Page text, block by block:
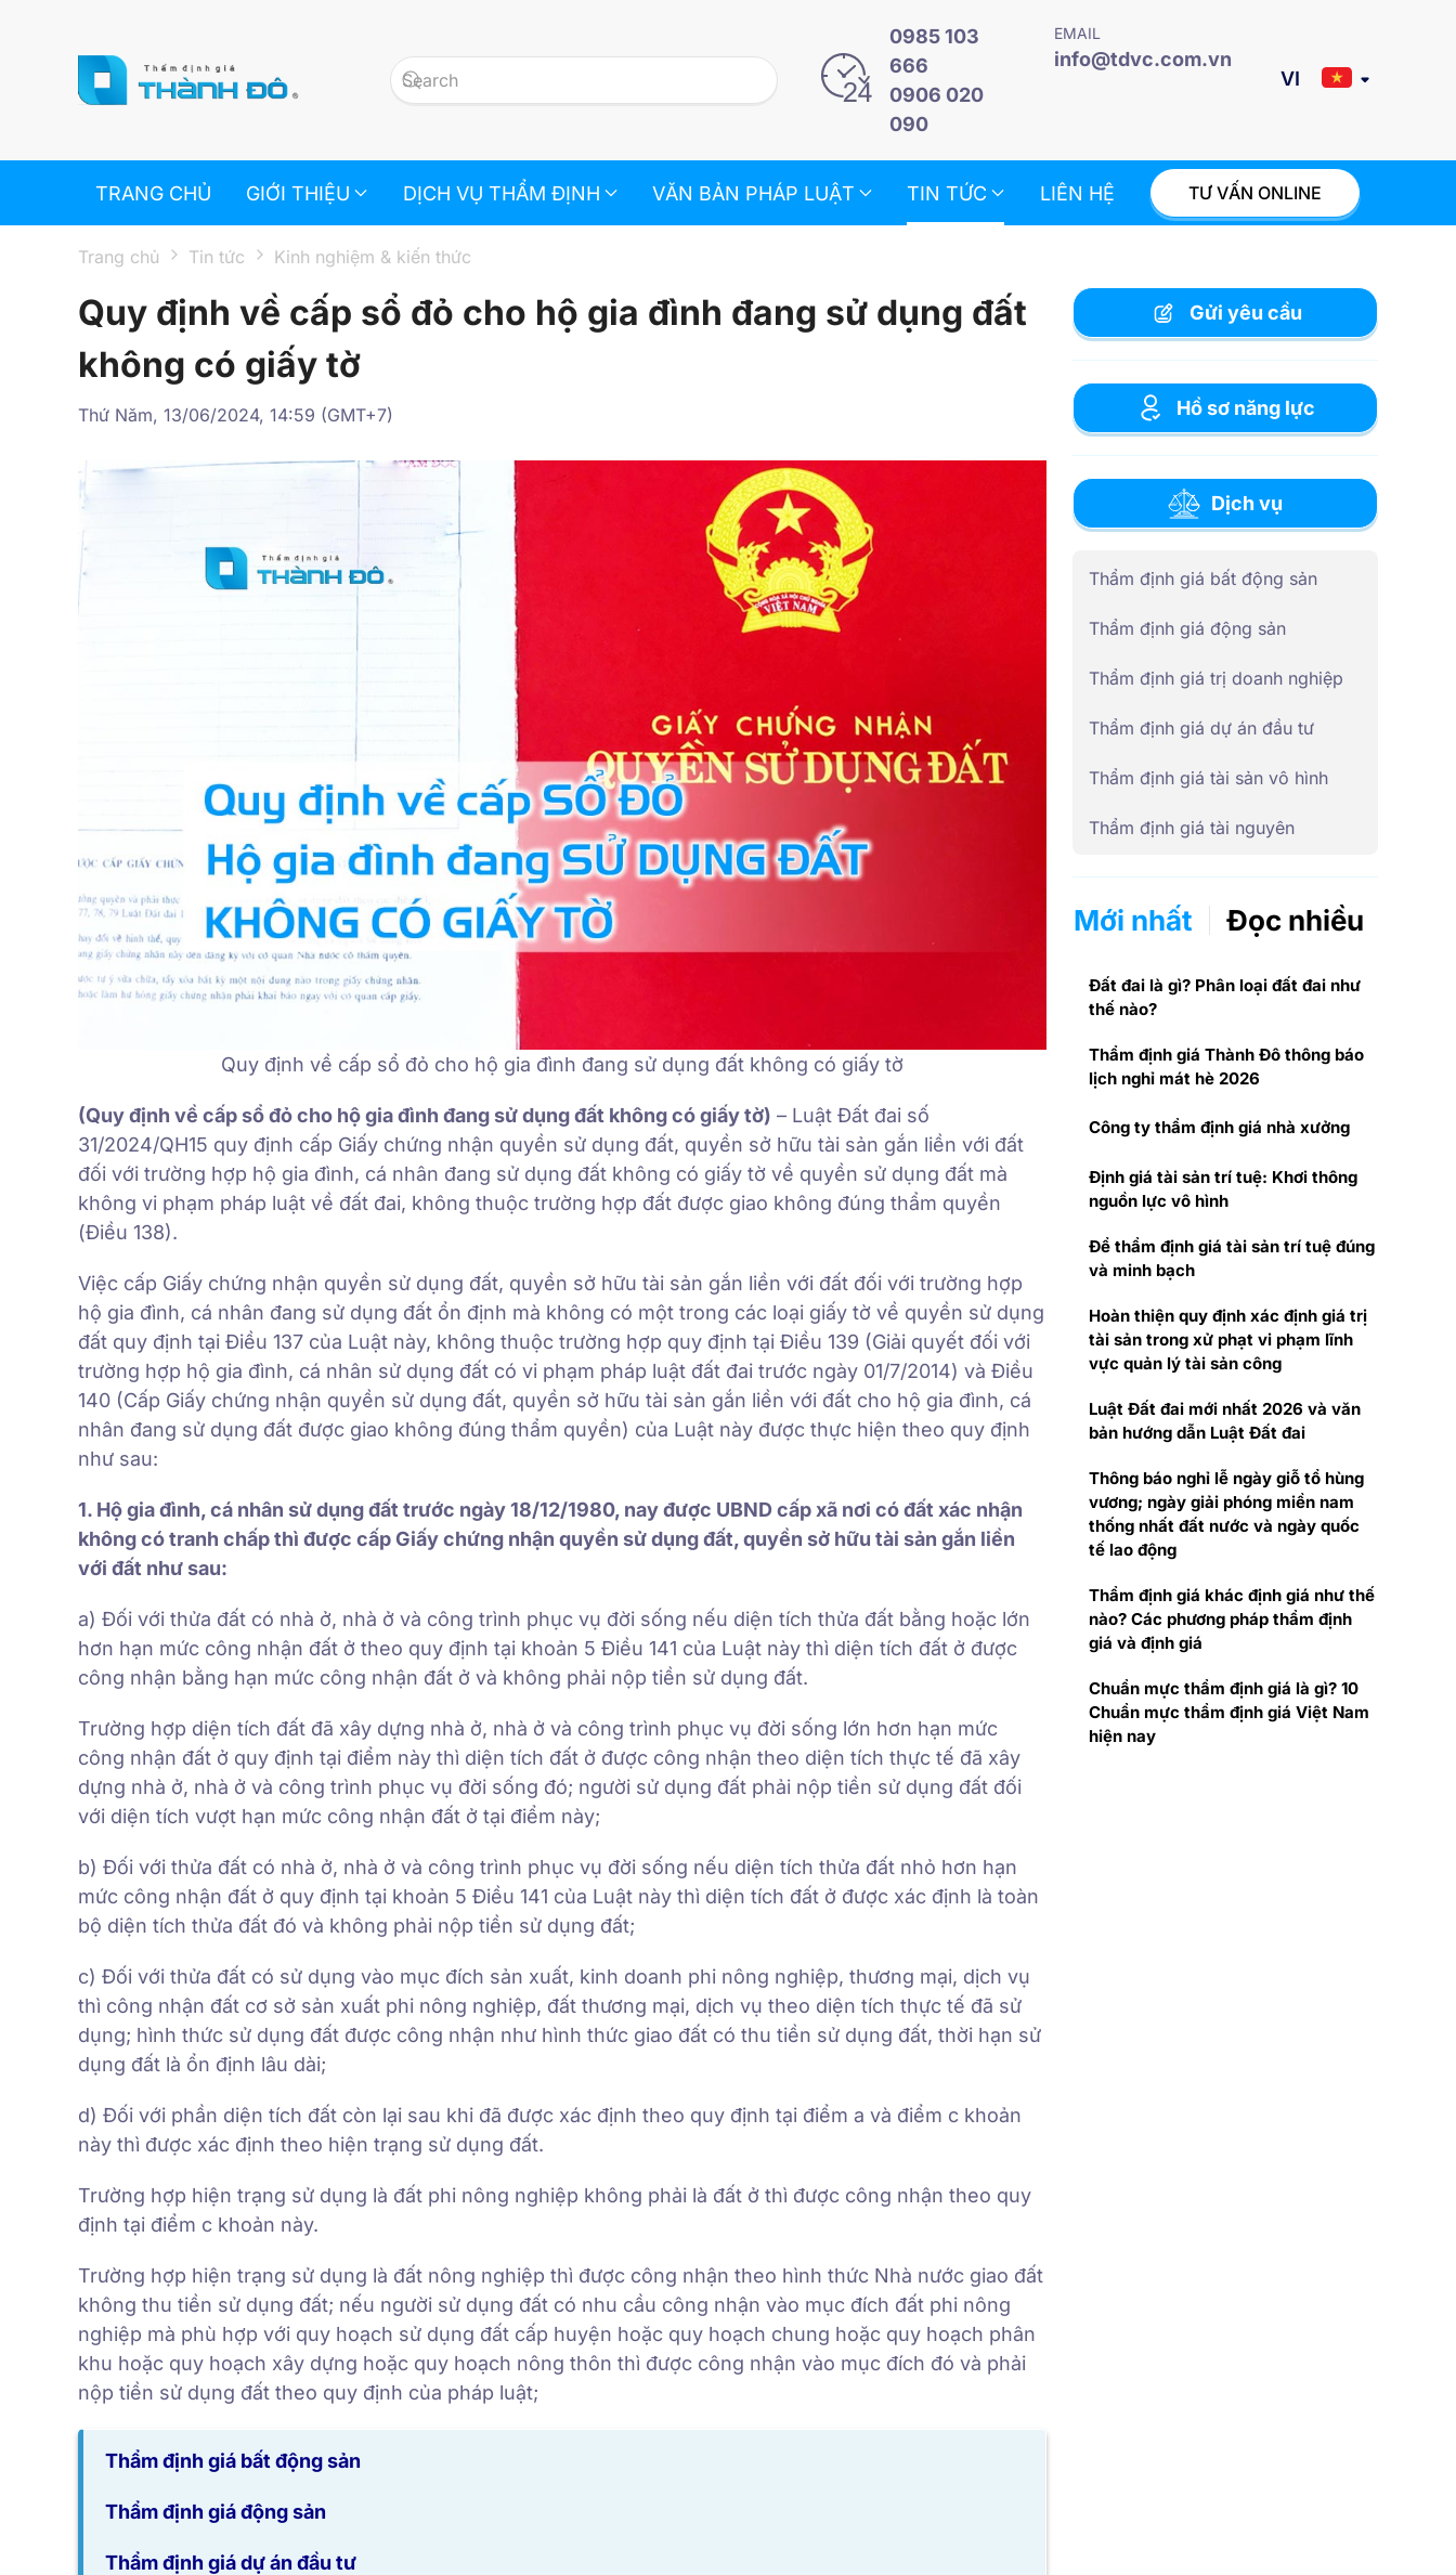
Skip to main content
0985 103
666
0906 020
090
EMAIL
info@tdvc.com.vn
TRANG CHỦ GIỚI THIỆU DỊCH VỤ THẨM ĐỊNH VĂN BẢN PHÁP LUẬT TIN TỨC LIÊN HỆ TƯ VẤN ONLINE
Trang chủ Tin tức Kinh nghiệm & kiến thức
Quy định về cấp sổ đỏ cho hộ gia đình đang sử dụng đất
không có giấy tờ
Thứ Năm, 13/06/2024, 14:59 (GMT+7)
Quy định về cấp sổ đỏ cho hộ gia đình đang sử dụng đất không có giấy tờ
(Quy định về cấp sổ đỏ cho hộ gia đình đang sử dụng đất không có giấy tờ) – Luật Đất đai số
31/2024/QH15 quy định cấp Giấy chứng nhận quyền sử dụng đất, quyền sở hữu tài sản gắn liền với đất
đối với trường hợp hộ gia đình, cá nhân đang sử dụng đất không có giấy tờ về quyền sử dụng đất mà
không vi phạm pháp luật về đất đai, không thuộc trường hợp đất được giao không đúng thẩm quyền
(Điều 138).
Việc cấp Giấy chứng nhận quyền sử dụng đất, quyền sở hữu tài sản gắn liền với đất đối với trường hợp
hộ gia đình, cá nhân đang sử dụng đất ổn định mà không có một trong các loại giấy tờ về quyền sử dụng
đất quy định tại Điều 137 của Luật này, không thuộc trường hợp quy định tại Điều 139 (Giải quyết đối với
trường hợp hộ gia đình, cá nhân sử dụng đất có vi phạm pháp luật đất đai trước ngày 01/7/2014) và Điều
140 (Cấp Giấy chứng nhận quyền sử dụng đất, quyền sở hữu tài sản gắn liền với đất cho hộ gia đình, cá
nhân đang sử dụng đất được giao không đúng thẩm quyền) của Luật này được thực hiện theo quy định
như sau:
1. Hộ gia đình, cá nhân sử dụng đất trước ngày 18/12/1980, nay được UBND cấp xã nơi có đất xác nhận
không có tranh chấp thì được cấp Giấy chứng nhận quyền sử dụng đất, quyền sở hữu tài sản gắn liền
với đất như sau:
a) Đối với thửa đất có nhà ở, nhà ở và công trình phục vụ đời sống nếu diện tích thửa đất bằng hoặc lớn
hơn hạn mức công nhận đất ở theo quy định tại khoản 5 Điều 141 của Luật này thì diện tích đất ở được
công nhận bằng hạn mức công nhận đất ở và không phải nộp tiền sử dụng đất.
Trường hợp diện tích đất đã xây dựng nhà ở, nhà ở và công trình phục vụ đời sống lớn hơn hạn mức
công nhận đất ở quy định tại điểm này thì diện tích đất ở được công nhận theo diện tích thực tế đã xây
dựng nhà ở, nhà ở và công trình phục vụ đời sống đó; người sử dụng đất phải nộp tiền sử dụng đất đối
với diện tích vượt hạn mức công nhận đất ở tại điểm này;
b) Đối với thửa đất có nhà ở, nhà ở và công trình phục vụ đời sống nếu diện tích thửa đất nhỏ hơn hạn
mức công nhận đất ở quy định tại khoản 5 Điều 141 của Luật này thì diện tích đất ở được xác định là toàn
bộ diện tích thửa đất đó và không phải nộp tiền sử dụng đất;
c) Đối với thửa đất có sử dụng vào mục đích sản xuất, kinh doanh phi nông nghiệp, thương mại, dịch vụ
thì công nhận đất cơ sở sản xuất phi nông nghiệp, đất thương mại, dịch vụ theo diện tích thực tế đã sử
dụng; hình thức sử dụng đất được công nhận như hình thức giao đất có thu tiền sử dụng đất, thời hạn sử
dụng đất là ổn định lâu dài;
d) Đối với phần diện tích đất còn lại sau khi đã được xác định theo quy định tại điểm a và điểm c khoản
này thì được xác định theo hiện trạng sử dụng đất.
Trường hợp hiện trạng sử dụng là đất phi nông nghiệp không phải là đất ở thì được công nhận theo quy
định tại điểm c khoản này.
Trường hợp hiện trạng sử dụng là đất nông nghiệp thì được công nhận theo hình thức Nhà nước giao đất
không thu tiền sử dụng đất; nếu người sử dụng đất có nhu cầu công nhận vào mục đích đất phi nông
nghiệp mà phù hợp với quy hoạch sử dụng đất cấp huyện hoặc quy hoạch chung hoặc quy hoạch phân
khu hoặc quy hoạch xây dựng hoặc quy hoạch nông thôn thì được công nhận vào mục đích đó và phải
nộp tiền sử dụng đất theo quy định của pháp luật;
Thẩm định giá bất động sản
Thẩm định giá động sản
Thẩm định giá dự án đầu tư
Gửi yêu cầu
Hồ sơ năng lực
Dịch vụ
Thẩm định giá bất động sản
Thẩm định giá động sản
Thẩm định giá trị doanh nghiệp
Thẩm định giá dự án đầu tư
Thẩm định giá tài sản vô hình
Thẩm định giá tài nguyên
Mới nhất Đọc nhiều
Đất đai là gì? Phân loại đất đai như
thế nào?
Thẩm định giá Thành Đô thông báo
lịch nghỉ mát hè 2026
Công ty thẩm định giá nhà xưởng
Định giá tài sản trí tuệ: Khơi thông
nguồn lực vô hình
Để thẩm định giá tài sản trí tuệ đúng
và minh bạch
Hoàn thiện quy định xác định giá trị
tài sản trong xử phạt vi phạm lĩnh
vực quản lý tài sản công
Luật Đất đai mới nhất 2026 và văn
bản hướng dẫn Luật Đất đai
Thông báo nghỉ lễ ngày giỗ tổ hùng
vương; ngày giải phóng miền nam
thống nhất đất nước và ngày quốc
tế lao động
Thẩm định giá khác định giá như thế
nào? Các phương pháp thẩm định
giá và định giá
Chuẩn mực thẩm định giá là gì? 10
Chuẩn mực thẩm định giá Việt Nam
hiện nay